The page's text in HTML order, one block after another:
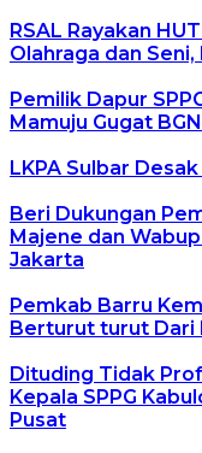
RSAL Rayakan
Olahraga dan
Pemilik Dapur
Mamuju Gugat BGN
LKPA Sulbar
Beri Dukungan
Majene dan
Jakarta
Pemkab Barru
Berturut turut Dari
Dituding Tidak
Kepala SPPG
Pusat